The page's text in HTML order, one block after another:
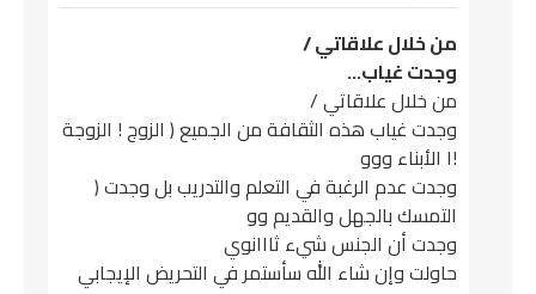
من خلال علاقاتي /
وجدت غياب…
من خلال علاقاتي /
وجدت غياب هذه الثقافة من الجميع ( الزوج ! الزوجة
!ا الأبناء ووو
وجدت عدم الرغبة في التعلم والتدريب بل وجدت (
التمسك بالجهل والقديم وو
وجدت أن الجنس شيء ثااانوي
حاولت وإن شاء الله سأستمر في التحريض الإيجابي